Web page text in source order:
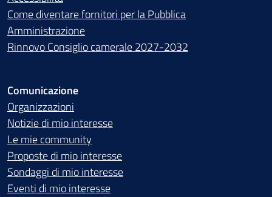
Come diventare fornitori per la Pubblica
Amministrazione
Rinnovo Consiglio camerale 2027-2032
Comunicazione
Organizzazioni
Notizie di mio interesse
Le mie community
Proposte di mio interesse
Sondaggi di mio interesse
Eventi di mio interesse